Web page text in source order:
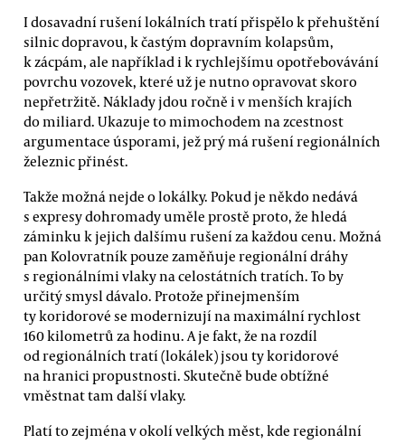
I dosavadní rušení lokálních tratí přispělo k přehuštění
silnic dopravou, k častým dopravním kolapsům,
k zácpám, ale například i k rychlejšímu opotřebovávání
povrchu vozovek, které už je nutno opravovat skoro
nepřetržitě. Náklady jdou ročně i v menších krajích
do miliard. Ukazuje to mimochodem na zcestnost
argumentace úsporami, jež prý má rušení regionálních
železnic přinést.
Takže možná nejde o lokálky. Pokud je někdo nedává
s expresy dohromady uměle prostě proto, že hledá
záminku k jejich dalšímu rušení za každou cenu. Možná
pan Kolovratník pouze zaměňuje regionální dráhy
s regionálními vlaky na celostátních tratích. To by
určitý smysl dávalo. Protože přinejmenším
ty koridorové se modernizují na maximální rychlost
160 kilometrů za hodinu. A je fakt, že na rozdíl
od regionálních tratí (lokálek) jsou ty koridorové
na hranici propustnosti. Skutečně bude obtížné
vměstnat tam další vlaky.
Platí to zejména v okolí velkých měst, kde regionální